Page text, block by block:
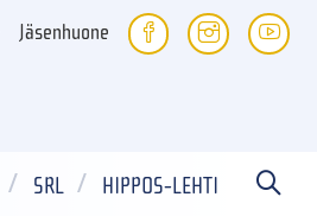
Jäsenhuone
SRL HIPPOS-LEHTI